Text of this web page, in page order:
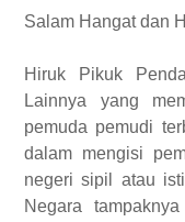
Salam Hangat dan
Hiruk Pikuk
Lainnya yang
pemuda pemudi
dalam mengisi
negeri sipil atau
Negara